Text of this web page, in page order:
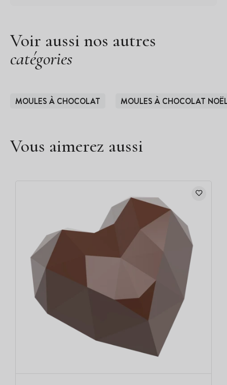
Voir aussi nos autres
catégories
MOULES À CHOCOLAT MOULES À CHOCOLAT
Vous aimerez aussi